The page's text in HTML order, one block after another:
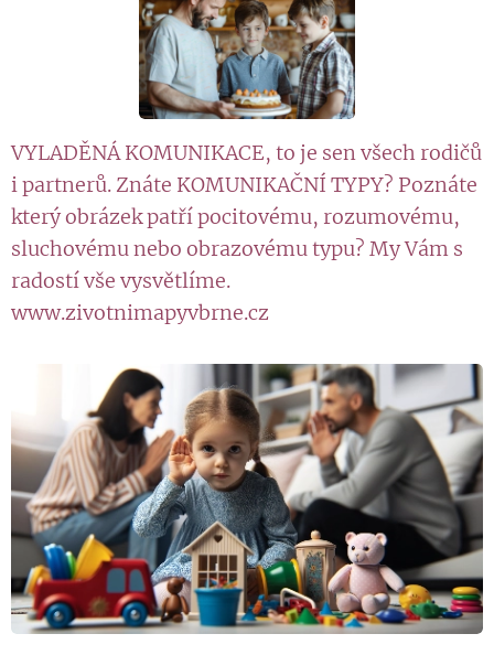
VYLADĚNÁ KOMUNIKACE, to je sen všech rodičů
i partnerů. Znáte KOMUNIKAČNÍ TYPY? Poznáte
který obrázek patří pocitovému, rozumovému,
sluchovému nebo obrazovému typu? My Vám s
radostí vše vysvětlíme.
www.zivotnimapyvbrne.cz